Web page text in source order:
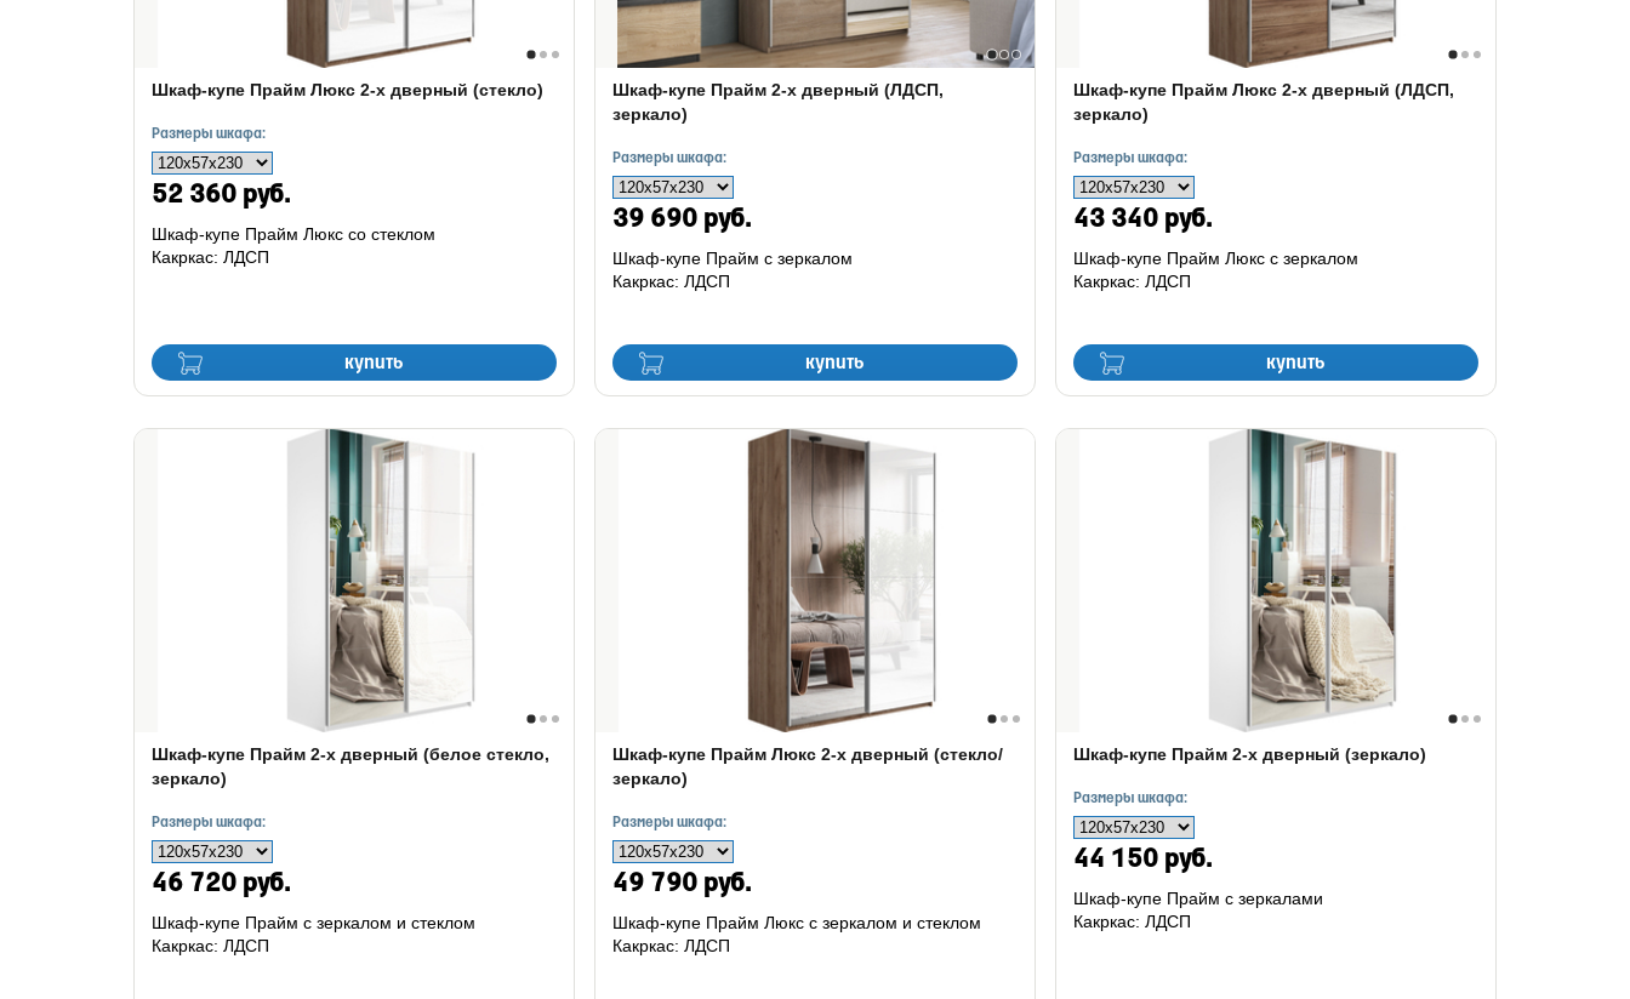
Шкаф-купе Прайм Люкс 2-х дверный (стекло)
Размеры шкафа:
52 360 руб.
купить
Шкаф-купе Прайм Люкс со стеклом
Какркас: ЛДСП
Шкаф-купе Прайм 2-х дверный (ЛДСП,
зеркало)
Размеры шкафа:
39 690 руб.
купить
Шкаф-купе Прайм с зеркалом
Какркас: ЛДСП
Шкаф-купе Прайм Люкс 2-х дверный (ЛДСП,
зеркало)
Размеры шкафа:
43 340 руб.
купить
Шкаф-купе Прайм Люкс с зеркалом
Какркас: ЛДСП
Шкаф-купе Прайм 2-х дверный (белое стекло,
зеркало)
Размеры шкафа:
46 720 руб.
Шкаф-купе Прайм с зеркалом и стеклом
Какркас: ЛДСП
Шкаф-купе Прайм Люкс 2-х дверный (стекло/
зеркало)
Размеры шкафа:
49 790 руб.
Шкаф-купе Прайм Люкс с зеркалом и стеклом
Какркас: ЛДСП
Шкаф-купе Прайм 2-х дверный (зеркало)
Размеры шкафа:
44 150 руб.
Шкаф-купе Прайм с зеркалами
Какркас: ЛДСП